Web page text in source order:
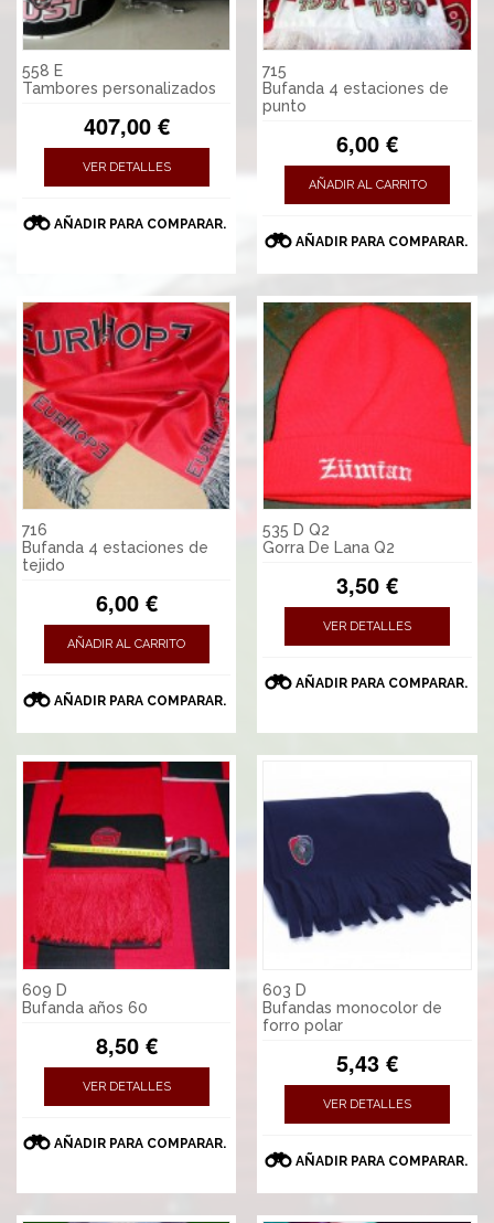
558 E
Tambores personalizados
407,00 €
VER DETALLES
AÑADIR PARA COMPARAR.
715
Bufanda 4 estaciones de
punto
6,00 €
AÑADIR AL CARRITO
AÑADIR PARA COMPARAR.
716
Bufanda 4 estaciones de
tejido
6,00 €
AÑADIR AL CARRITO
AÑADIR PARA COMPARAR.
535 D Q2
Gorra De Lana Q2
3,50 €
VER DETALLES
AÑADIR PARA COMPARAR.
609 D
Bufanda años 60
8,50 €
VER DETALLES
AÑADIR PARA COMPARAR.
603 D
Bufandas monocolor de
forro polar
5,43 €
VER DETALLES
AÑADIR PARA COMPARAR.